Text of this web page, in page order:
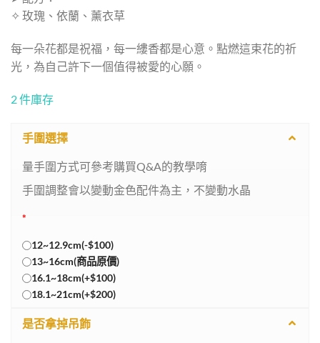
✧ 玫瑰、依蘭、薰衣草
每一朵花都是祝福，每一縷香都是心意。點燃這束花的祈
光，為自己許下一個值得被愛的心願。
2 件庫存
手圍選擇
量手圍方式可參考購買Q&A的教學唷
手圍調整會以變動金色配件為主，不變動水晶
*
12~12.9cm(-$100)
13~16cm(商品原價)
16.1~18cm(+$100)
18.1~21cm(+$200)
是否拿掉吊飾